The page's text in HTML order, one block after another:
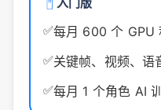
✅每月 600 个 GPU
✅关键帧、视频、语
✅每月 1 个角色 AI